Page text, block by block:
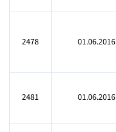
2478 01.06.2016
2481 01.06.2016